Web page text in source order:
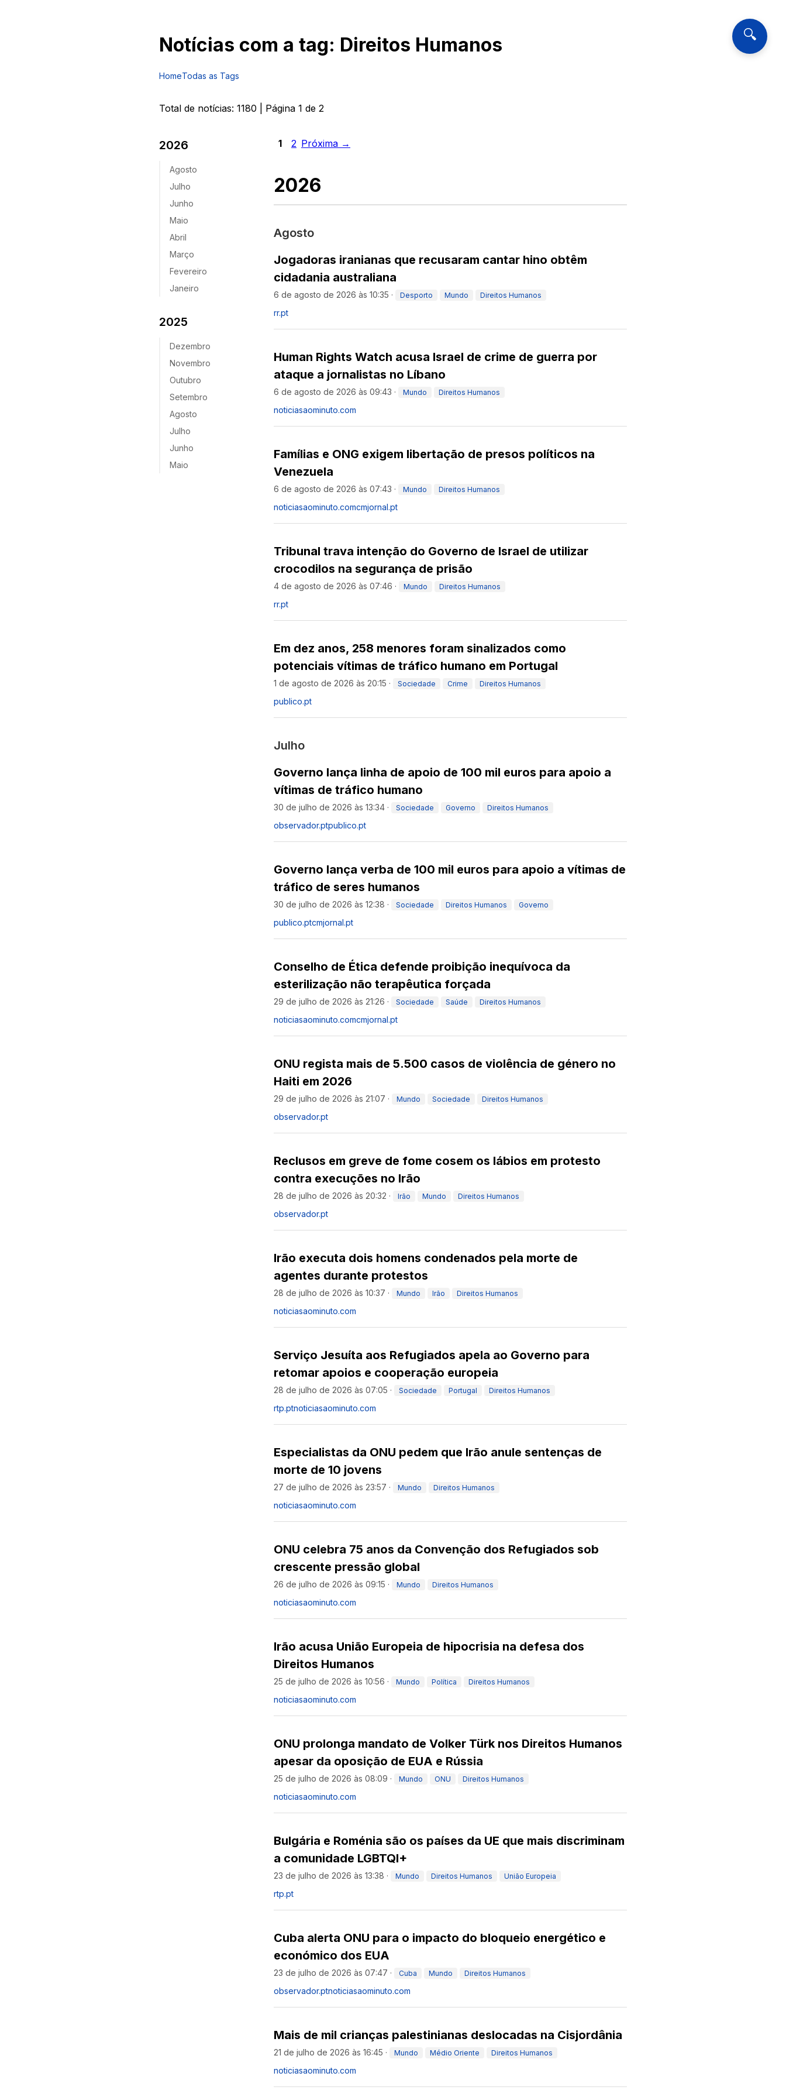
🔍
Notícias com a tag: Direitos Humanos
HomeTodas as Tags
Total de notícias: 1180 | Página 1 de 2
2026
Agosto
Julho
Junho
Maio
Abril
Março
Fevereiro
Janeiro
2025
Dezembro
Novembro
Outubro
Setembro
Agosto
Julho
Junho
Maio
1 2 Próxima →
2026
Agosto
Jogadoras iranianas que recusaram cantar hino obtêm
cidadania australiana
6 de agosto de 2026 às 10:35 · Desporto Mundo Direitos Humanos
rr.pt
Human Rights Watch acusa Israel de crime de guerra por
ataque a jornalistas no Líbano
6 de agosto de 2026 às 09:43 · Mundo Direitos Humanos
noticiasaominuto.com
Famílias e ONG exigem libertação de presos políticos na
Venezuela
6 de agosto de 2026 às 07:43 · Mundo Direitos Humanos
noticiasaominuto.comcmjornal.pt
Tribunal trava intenção do Governo de Israel de utilizar
crocodilos na segurança de prisão
4 de agosto de 2026 às 07:46 · Mundo Direitos Humanos
rr.pt
Em dez anos, 258 menores foram sinalizados como
potenciais vítimas de tráfico humano em Portugal
1 de agosto de 2026 às 20:15 · Sociedade Crime Direitos Humanos
publico.pt
Julho
Governo lança linha de apoio de 100 mil euros para apoio a
vítimas de tráfico humano
30 de julho de 2026 às 13:34 · Sociedade Governo Direitos Humanos
observador.ptpublico.pt
Governo lança verba de 100 mil euros para apoio a vítimas de
tráfico de seres humanos
30 de julho de 2026 às 12:38 · Sociedade Direitos Humanos Governo
publico.ptcmjornal.pt
Conselho de Ética defende proibição inequívoca da
esterilização não terapêutica forçada
29 de julho de 2026 às 21:26 · Sociedade Saúde Direitos Humanos
noticiasaominuto.comcmjornal.pt
ONU regista mais de 5.500 casos de violência de género no
Haiti em 2026
29 de julho de 2026 às 21:07 · Mundo Sociedade Direitos Humanos
observador.pt
Reclusos em greve de fome cosem os lábios em protesto
contra execuções no Irão
28 de julho de 2026 às 20:32 · Irão Mundo Direitos Humanos
observador.pt
Irão executa dois homens condenados pela morte de
agentes durante protestos
28 de julho de 2026 às 10:37 · Mundo Irão Direitos Humanos
noticiasaominuto.com
Serviço Jesuíta aos Refugiados apela ao Governo para
retomar apoios e cooperação europeia
28 de julho de 2026 às 07:05 · Sociedade Portugal Direitos Humanos
rtp.ptnoticiasaominuto.com
Especialistas da ONU pedem que Irão anule sentenças de
morte de 10 jovens
27 de julho de 2026 às 23:57 · Mundo Direitos Humanos
noticiasaominuto.com
ONU celebra 75 anos da Convenção dos Refugiados sob
crescente pressão global
26 de julho de 2026 às 09:15 · Mundo Direitos Humanos
noticiasaominuto.com
Irão acusa União Europeia de hipocrisia na defesa dos
Direitos Humanos
25 de julho de 2026 às 10:56 · Mundo Política Direitos Humanos
noticiasaominuto.com
ONU prolonga mandato de Volker Türk nos Direitos Humanos
apesar da oposição de EUA e Rússia
25 de julho de 2026 às 08:09 · Mundo ONU Direitos Humanos
noticiasaominuto.com
Bulgária e Roménia são os países da UE que mais discriminam
a comunidade LGBTQI+
23 de julho de 2026 às 13:38 · Mundo Direitos Humanos União Europeia
rtp.pt
Cuba alerta ONU para o impacto do bloqueio energético e
económico dos EUA
23 de julho de 2026 às 07:47 · Cuba Mundo Direitos Humanos
observador.ptnoticiasaominuto.com
Mais de mil crianças palestinianas deslocadas na Cisjordânia
21 de julho de 2026 às 16:45 · Mundo Médio Oriente Direitos Humanos
noticiasaominuto.com